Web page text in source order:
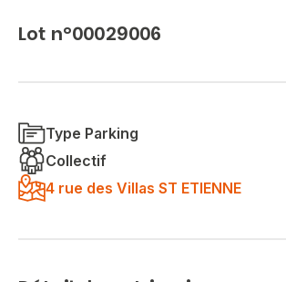
Lot n°00029006
Type Parking
Collectif
4 rue des Villas ST ETIENNE